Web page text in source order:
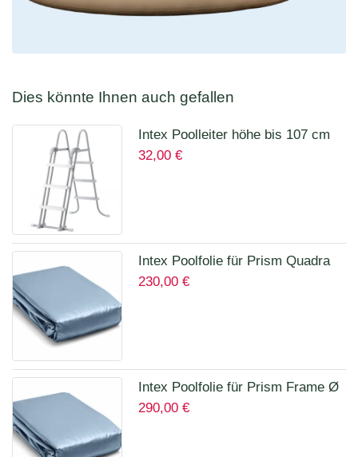
Dies könnte Ihnen auch gefallen
Intex Poolleiter höhe bis 107 cm
28075
32,00 €
Intex Poolfolie für Prism Quadra
400 x 200 x 100 cm 12135A
230,00 €
Intex Poolfolie für Prism Frame Ø
457 x 122 cm Art.12457A
290,00 €